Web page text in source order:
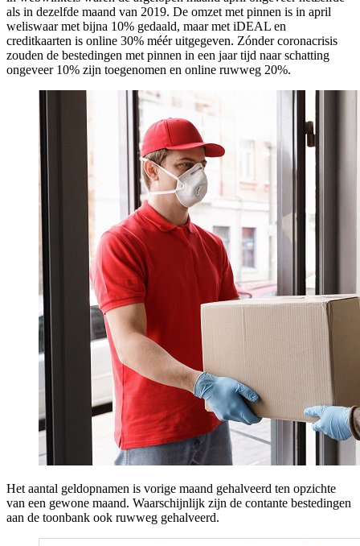
als in dezelfde maand van 2019. De omzet met pinnen is in april
weliswaar met bijna 10% gedaald, maar met iDEAL en
creditkaarten is online 30% méér uitgegeven. Zónder coronacrisis
zouden de bestedingen met pinnen in een jaar tijd naar schatting
ongeveer 10% zijn toegenomen en online ruwweg 20%.
Het aantal geldopnamen is vorige maand gehalveerd ten opzichte
van een gewone maand. Waarschijnlijk zijn de contante bestedingen
aan de toonbank ook ruwweg gehalveerd.